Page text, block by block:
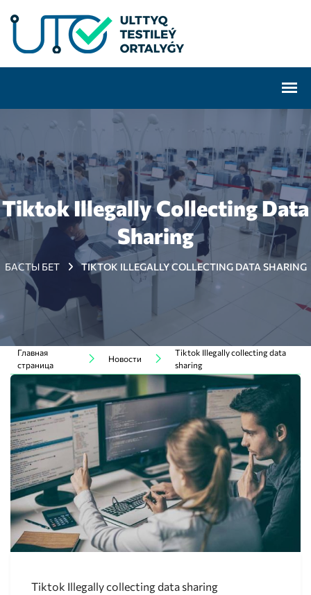
Tiktok Illegally Collecting Data
Sharing
БАСТЫ БЕТ TIKTOK ILLEGALLY COLLECTING DATA SHARING
Главная
страница
Новости
Tiktok Illegally collecting data
sharing
Tiktok Illegally collecting data sharing